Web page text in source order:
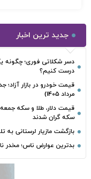
جدید ترین اخبار
دسر شکلاتی فوری؛ چگونه
درست کنیم؟
مرداد 1405)
سکه گران شدند
بازگشت مازیار لرستانی به
بدترین عوارض ناس؛ مخدر ناس